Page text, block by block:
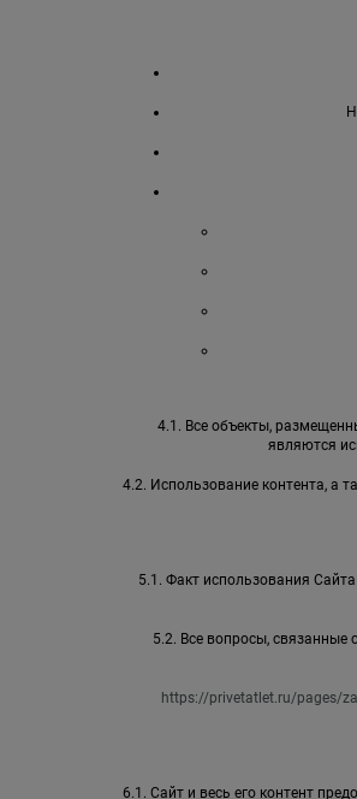
4.1. Все объекты,
являются
4.2. Использование контента, а
5.1. Факт использования
5.2. Все вопросы, связанные
https://privetatlet.ru/pages/
6.1. Сайт и весь его контент